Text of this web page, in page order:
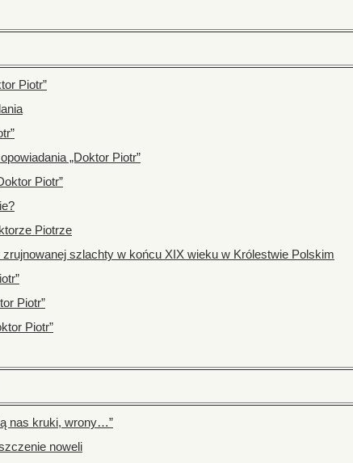
Piotr”
„Doktor Piotr”
Piotr”
Piotrze
szlachty w końcu XIX wieku w Królestwie Polskim
Piotr”
Piotr”
nas kruki, wrony…”
noweli